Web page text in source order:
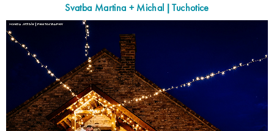
Svatba Martina + Michal | Tuchotice